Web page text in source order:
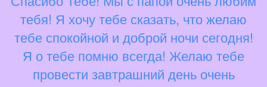
тебя! Я хочу тебе сказать, что желаю
тебе спокойной и доброй ночи сегодня!
Я о тебе помню всегда! Желаю тебе
провести завтрашний день очень